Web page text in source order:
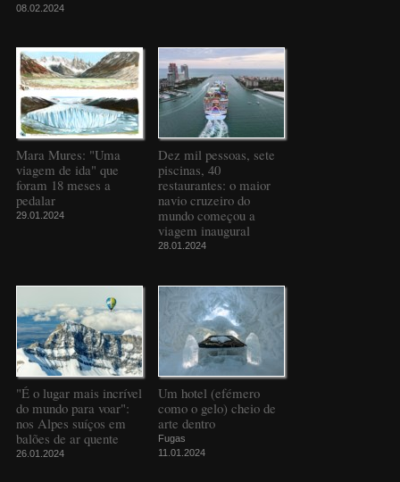
08.02.2024
Mara Mures: "Uma
viagem de ida" que
foram 18 meses a
pedalar
29.01.2024
Dez mil pessoas, sete
piscinas, 40
restaurantes: o maior
navio cruzeiro do
mundo começou a
viagem inaugural
28.01.2024
"É o lugar mais incrível
do mundo para voar":
nos Alpes suíços em
balões de ar quente
26.01.2024
Um hotel (efémero
como o gelo) cheio de
arte dentro
Fugas
11.01.2024